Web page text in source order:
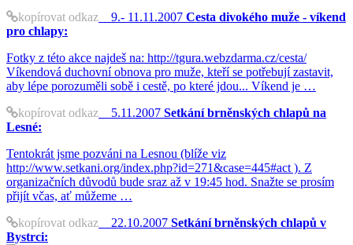
kopírovat odkaz 9.- 11.11.2007 Cesta divokého muže - víkend
pro chlapy:
Fotky z této akce najdeš na: http://tgura.webzdarma.cz/cesta/
Víkendová duchovní obnova pro muže, kteří se potřebují zastavit,
aby lépe porozuměli sobě i cestě, po které jdou... Víkend je …
kopírovat odkaz 5.11.2007 Setkání brněnských chlapů na
Lesné:
Tentokrát jsme pozváni na Lesnou (blíže viz
http://www.setkani.org/index.php?id=271&case=445#act ). Z
organizačních důvodů bude sraz až v 19:45 hod. Snažte se prosím
přijít včas, ať můžeme …
kopírovat odkaz 22.10.2007 Setkání brněnských chlapů v
Bystrci: